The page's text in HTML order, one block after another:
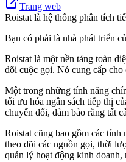
Trang web
Roistat là hệ thống phân tích
Bạn có phải là nhà phát triển
Roistat là một nền tảng toàn
dõi cuộc gọi. Nó cung cấp cho
Một trong những tính năng
tối ưu hóa ngân sách tiếp thị
chuyển đổi, đảm bảo rằng tất
Roistat cũng bao gồm các tính
theo dõi các nguồn gọi, thời
quản lý hoạt động kinh doanh,